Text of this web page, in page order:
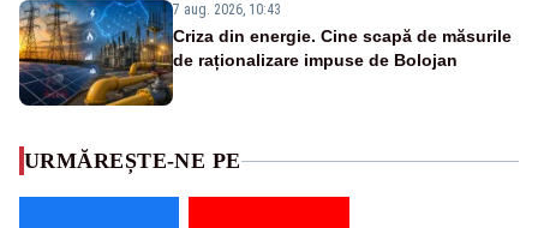
7 aug. 2026, 10:43
Criza din energie. Cine scapă de măsurile
de raționalizare impuse de Bolojan
URMĂREȘTE-NE PE